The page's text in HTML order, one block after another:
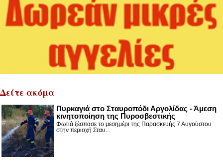
Δείτε ακόμα
Πυρκαγιά στο Σταυροπόδι Αργολίδας - Άμεση
κινητοποίηση της Πυροσβεστικής
Φωτιά ξέσπασε το μεσημέρι της Παρασκευής 7 Αυγούστου
στην περιοχή Σταυ...